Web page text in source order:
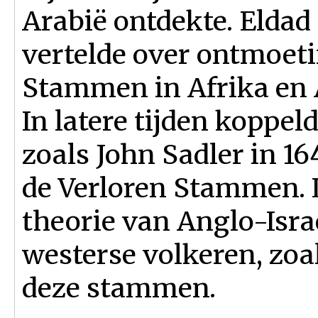
Arabië ontdekte.
vertelde over
Stammen in Afrika en
In latere tijden
zoals John Sadler in
de Verloren Stammen.
theorie van Anglo-
westerse volkeren,
deze stammen.